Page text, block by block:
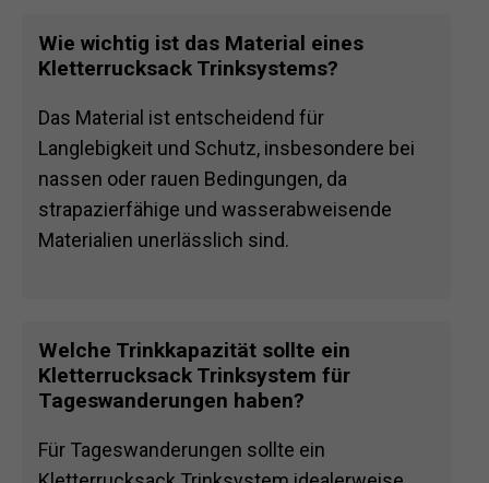
Wie wichtig ist das Material eines
Kletterrucksack Trinksystems?
Das Material ist entscheidend für
Langlebigkeit und Schutz, insbesondere bei
nassen oder rauen Bedingungen, da
strapazierfähige und wasserabweisende
Materialien unerlässlich sind.
Welche Trinkkapazität sollte ein
Kletterrucksack Trinksystem für
Tageswanderungen haben?
Für Tageswanderungen sollte ein